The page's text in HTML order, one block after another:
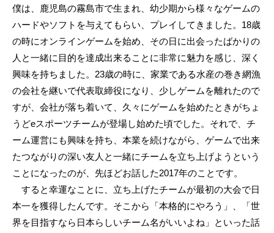
僕は、鹿児島の霧島市で生まれ、幼少期から様々なゲームの
ハードやソフトを与えてもらい、プレイしてきました。18歳
の時にオンラインゲームを始め、その日に出会ったばかりの
人と一緒に目的を達成出来ることに非常に魅力を感じ、深く
興味を持ちました。23歳の時に、家業である水産の巻き網漁
の会社を継いで代表取締役になり、少しゲームを離れたので
すが、会社が落ち着いて、久々にゲームを始めたときがちょ
うどeスポーツチームが登場し始めた頃でした。それで、チ
ーム運営にも興味を持ち、本業を続けながら、ゲームで出来
たつながりの深い友人と一緒にチームを立ち上げようという
ことになったのが、先ほどお話した2017年のことです。
すると幸運なことに、立ち上げたチームが最初の大会で日
本一を獲得したんです。そこから「本格的にやろう」、「世
界を目指すなら日本らしいチーム名がいいよね」といった話